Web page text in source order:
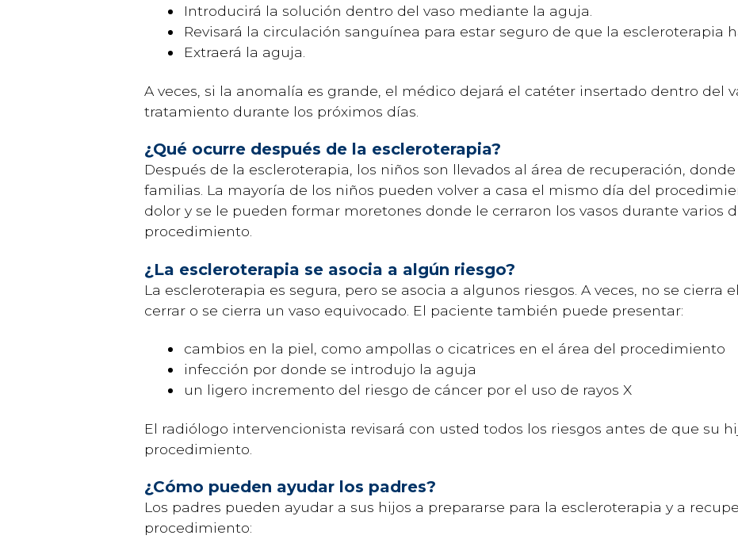
Introducirá la solución dentro del vaso mediante la aguja.
Revisará la circulación sanguínea para estar seguro de que la escleroterapia
Extraerá la aguja.
A veces, si la anomalía es grande, el médico dejará el catéter insertado dentro del
tratamiento durante los próximos días.
¿Qué ocurre después de la escleroterapia?
Después de la escleroterapia, los niños son llevados al área de recuperación,
familias. La mayoría de los niños pueden volver a casa el mismo día del
dolor y se le pueden formar moretones donde le cerraron los vasos durante varios
procedimiento.
¿La escleroterapia se asocia a algún riesgo?
La escleroterapia es segura, pero se asocia a algunos riesgos. A veces, no se cierra
cerrar o se cierra un vaso equivocado. El paciente también puede presentar:
cambios en la piel, como ampollas o cicatrices en el área del procedimiento
infección por donde se introdujo la aguja
un ligero incremento del riesgo de cáncer por el uso de rayos X
El radiólogo intervencionista revisará con usted todos los riesgos antes de que su
procedimiento.
¿Cómo pueden ayudar los padres?
Los padres pueden ayudar a sus hijos a prepararse para la escleroterapia y a
procedimiento: